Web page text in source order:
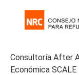
Consultoría After
Económica SCALE